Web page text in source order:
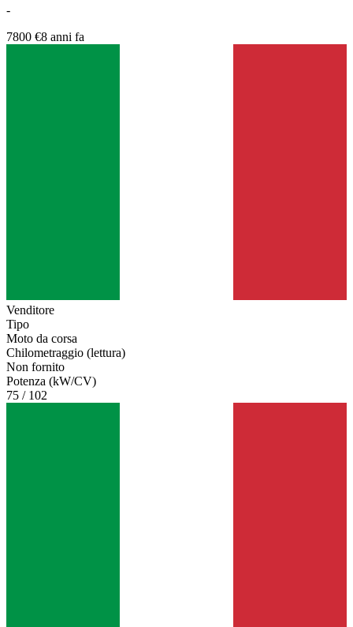
-
7800 €8 anni fa
Venditore
Tipo
Moto da corsa
Chilometraggio (lettura)
Non fornito
Potenza (kW/CV)
75 / 102